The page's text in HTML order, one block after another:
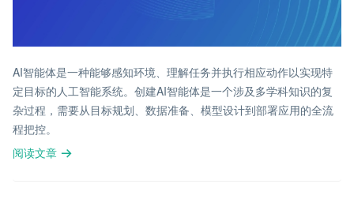
AI智能体是一种能够感知环境、理解任务并执行相应动作以实现特
定目标的人工智能系统。创建AI智能体是一个涉及多学科知识的复
杂过程，需要从目标规划、数据准备、模型设计到部署应用的全流
程把控。
阅读文章